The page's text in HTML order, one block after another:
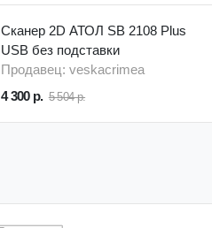
Сканер 2D АТОЛ SB 2108 Plus
USB без подставки
Продавец: veskacrimea
4 300 р. 5 504 р.